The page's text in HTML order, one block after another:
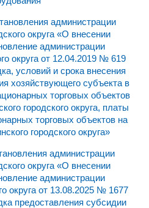
администрации
округа «О внесении
администрации
округа от 12.04.2019 № 619
условий и срока внесения
хозяйствующего субъекта в
торговых объектов
городского округа, платы
торговых объектов на
городского округа»
администрации
округа «О внесении
администрации
округа от 13.08.2025 № 1677
предоставления субсидии